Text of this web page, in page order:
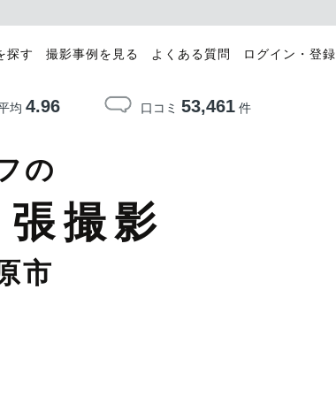
探す 撮影事例を見る よくある質問 ログイン・登録
均 4.96 口コミ 53,461件
の
撮影
市